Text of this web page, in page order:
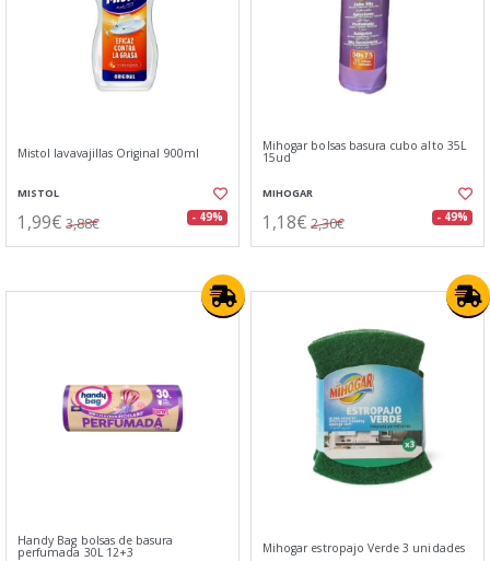
Mistol lavavajillas Original 900ml
MISTOL
1,99€ 3,88€ - 49%
Mihogar bolsas basura cubo alto 35L
15ud
MIHOGAR
1,18€ 2,30€ - 49%
Handy Bag bolsas de basura
perfumada 30L 12+3 Mihogar estropajo Verde 3 unidades